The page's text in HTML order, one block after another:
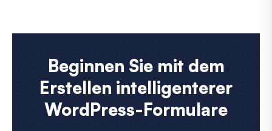
Beginnen Sie mit dem
Erstellen intelligenterer
WordPress-Formulare